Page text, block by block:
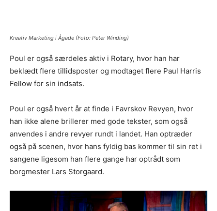
Kreativ Marketing i Ågade (Foto: Peter Winding)
Poul er også særdeles aktiv i Rotary, hvor han har
beklædt flere tillidsposter og modtaget flere Paul Harris
Fellow for sin indsats.
Poul er også hvert år at finde i Favrskov Revyen, hvor
han ikke alene brillerer med gode tekster, som også
anvendes i andre revyer rundt i landet. Han optræder
også på scenen, hvor hans fyldig bas kommer til sin ret i
sangene ligesom han flere gange har optrådt som
borgmester Lars Storgaard.